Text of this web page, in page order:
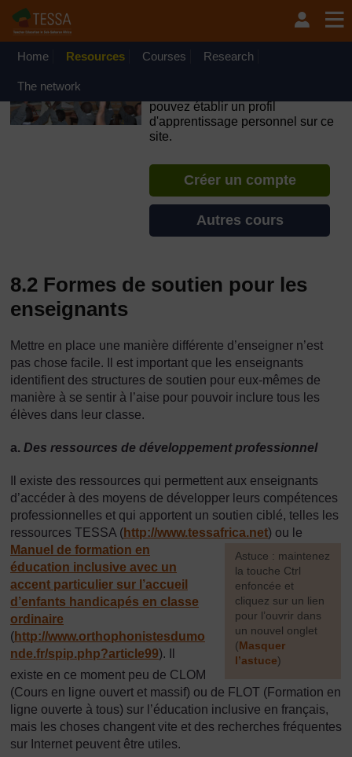
Passer au contenu principal
OpenLearn Create will be unavailable on Wednesday 12
August 2026 from 8am to 10.30am (GMT) due to routine
Home Resources Courses Research
The network
pouvez établir un profil
d'apprentissage personnel sur ce
site.
Créer un compte
Autres cours
8.2 Formes de soutien pour les
enseignants
Mettre en place une manière différente d’enseigner n’est
pas chose facile. Il est important que les enseignants
identifient des structures de soutien pour eux-mêmes de
manière à se sentir à l’aise pour pouvoir inclure tous les
élèves dans leur classe.
a. Des ressources de développement professionnel
Il existe des ressources qui permettent aux enseignants
d’accéder à des moyens de développer leurs compétences
professionnelles et qui apportent un soutien ciblé, telles les
ressources TESSA (http://www.tessafrica.net
[Astuce : maintenez
la touche Ctrl
enfoncée et
cliquez sur un lien
pour l’ouvrir dans
un nouvel onglet
(Masquer
l’astuce)
) ou le
Manuel de formation en
éducation inclusive avec un
accent particulier sur l’accueil
d’enfants handicapés en classe
ordinaire
(http://www.orthophonistesdumo
nde.fr/spip.php?article99). Il
existe en ce moment peu de CLOM
(Cours en ligne ouvert et massif) ou de FLOT (Formation en
ligne ouverte à tous) sur l’éducation inclusive en français,
mais les choses changent vite et des recherches fréquentes
sur Internet peuvent être utiles.